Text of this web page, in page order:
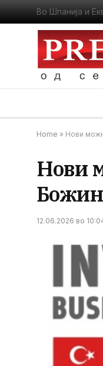
Во Шпанија и
Home » Нови
Нови
12.06.2026 во